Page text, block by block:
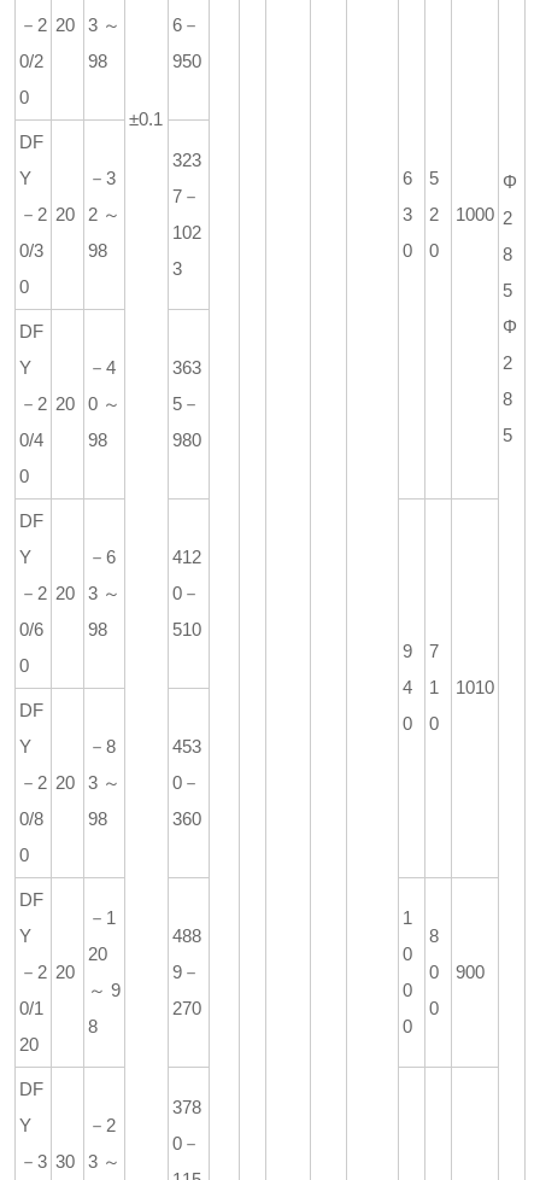
±0.1
Φ
2
8
5
Φ
2
8
5
－2
0/2
0
20
3～
98
6－
950
6
3
0
5
2
0
1000
DF
Y
－2
0/3
0
20
－3
2～
98
323
7－
102
3
DF
Y
－2
0/4
0
20
－4
0～
98
363
5－
980
DF
Y
－2
0/6
0
20
－6
3～
98
412
0－
510
9
4
0
7
1
0
1010
DF
Y
－2
0/8
0
20
－8
3～
98
453
0－
360
DF
Y
－2
0/1
20
20
－1
20
～9
8
488
9－
270
1
0
0
0
8
0
0
900
DF
Y
－3 30
－2
3～
378
0－